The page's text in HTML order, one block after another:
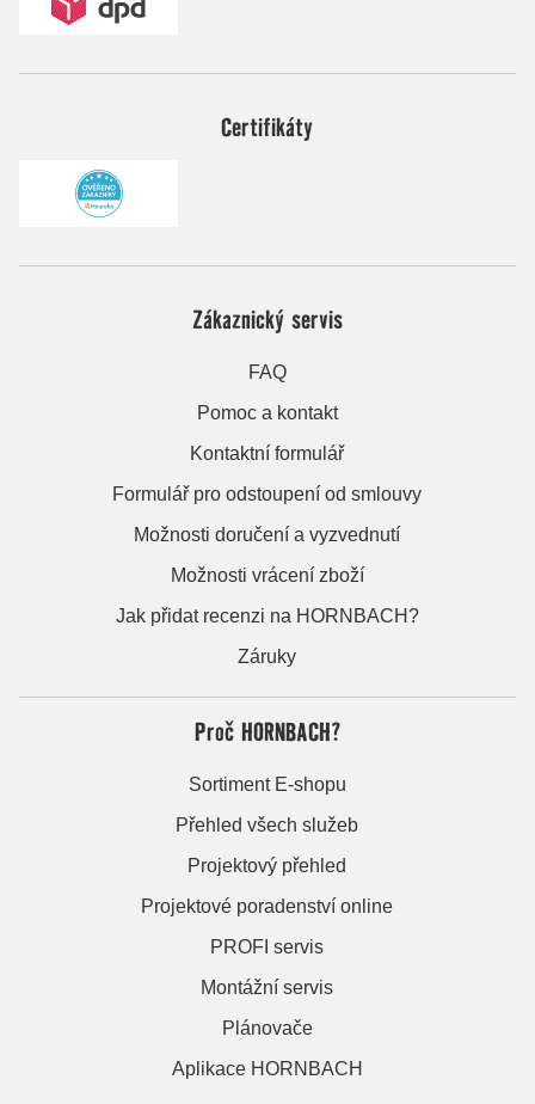
Certifikáty
Zákaznický servis
FAQ
Pomoc a kontakt
Kontaktní formulář
Formulář pro odstoupení od smlouvy
Možnosti doručení a vyzvednutí
Možnosti vrácení zboží
Jak přidat recenzi na HORNBACH?
Záruky
Proč HORNBACH?
Sortiment E-shopu
Přehled všech služeb
Projektový přehled
Projektové poradenství online
PROFI servis
Montážní servis
Plánovače
Aplikace HORNBACH